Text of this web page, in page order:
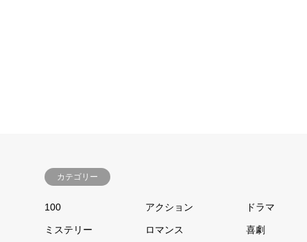
カテゴリー
100 アクション ドラマ
ミステリー ロマンス 喜劇